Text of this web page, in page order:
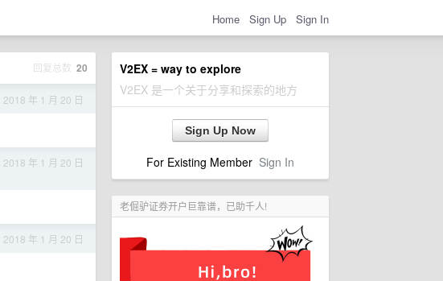
Home Sign Up Sign In
V2EX = way to explore
V2EX 是一个关于分享和探索的地方
Sign Up Now
For Existing Member Sign In
老倔驴证券开户巨靠谱，已助千人!
回复总数 20
2018 年 1 月 20 日
2018 年 1 月 20 日
2018 年 1 月 20 日